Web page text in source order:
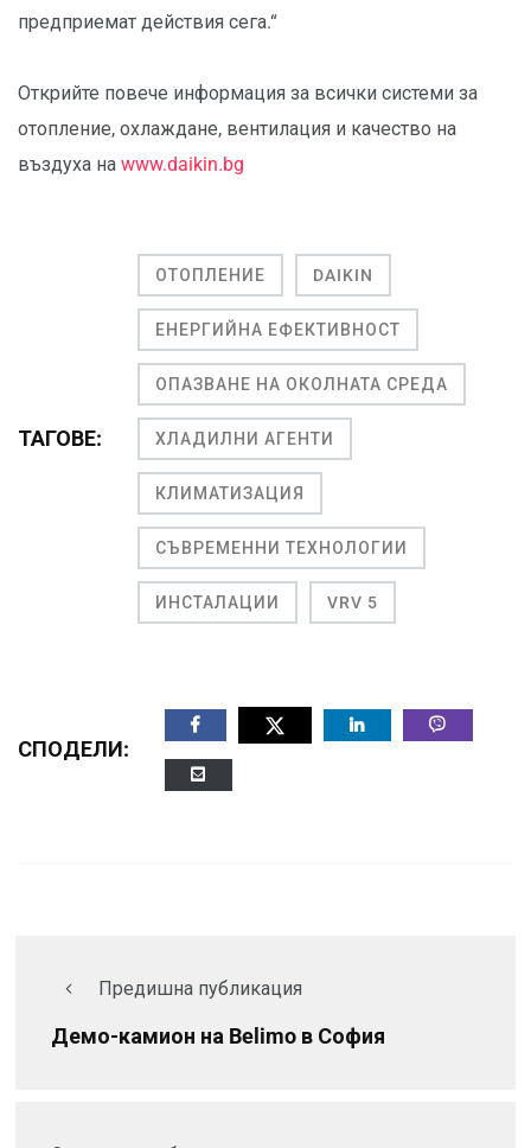
предприемат действия сега.“
Открийте повече информация за всички системи за
отопление, охлаждане, вентилация и качество на
въздуха на www.daikin.bg
ТАГОВЕ:
ОТОПЛЕНИЕ DAIKIN
ЕНЕРГИЙНА ЕФЕКТИВНОСТ
ОПАЗВАНЕ НА ОКОЛНАТА СРЕДА
ХЛАДИЛНИ АГЕНТИ
КЛИМАТИЗАЦИЯ
СЪВРЕМЕННИ ТЕХНОЛОГИИ
ИНСТАЛАЦИИ VRV 5
СПОДЕЛИ:
Предишна публикация
Демо-камион на Belimo в София